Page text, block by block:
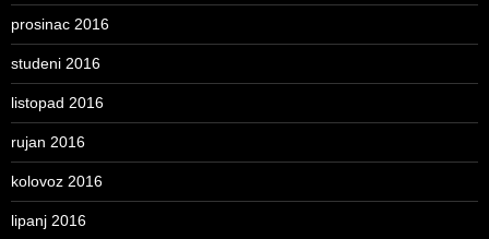
prosinac 2016
studeni 2016
listopad 2016
rujan 2016
kolovoz 2016
lipanj 2016